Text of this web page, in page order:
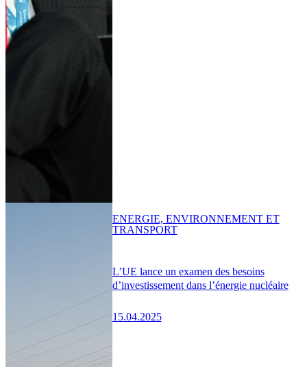
L’UE lance un examen des besoins
d’investissement dans l’énergie nucléaire
15.04.2025
ENERGIE, ENVIRONNEMENT ET
TRANSPORT